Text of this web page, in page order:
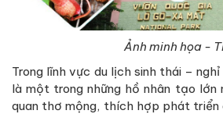
Ảnh minh họa -
Trong lĩnh vực du lịch sinh thái –
là một trong những hồ nhân tạo lớn
quan thơ mộng, thích hợp phát triển